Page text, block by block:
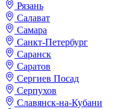
Рязань
Салават
Самара
Санкт-Петербург
Саранск
Саратов
Сергиев Посад
Серпухов
Славянск-на-Кубани